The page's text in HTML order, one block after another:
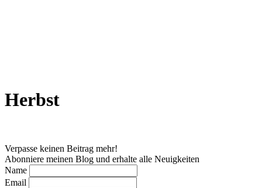
Herbst
Verpasse keinen Beitrag mehr!
Abonniere meinen Blog und erhalte alle Neuigkeiten
Name
Email